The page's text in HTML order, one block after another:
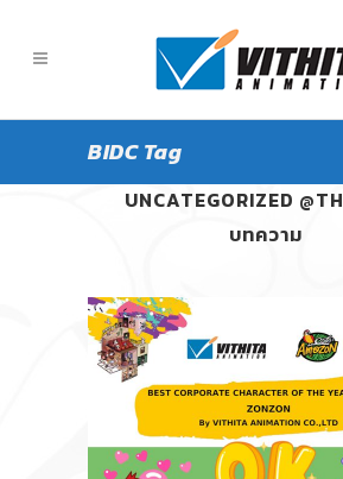
BIDC TagALL
UNCATEGORIZED @TH
บทความ